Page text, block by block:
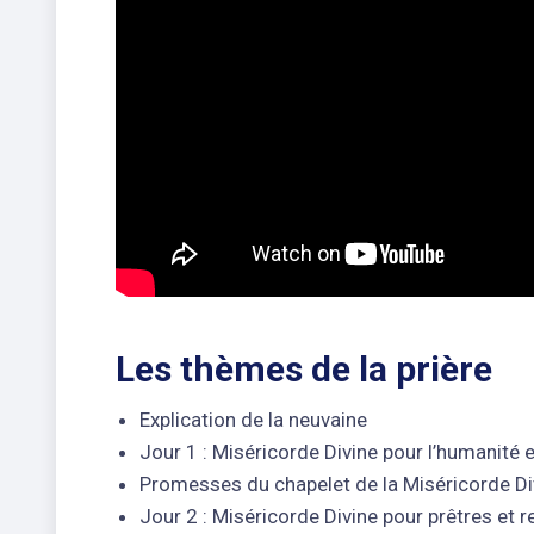
Les thèmes de la prière
Explication de la neuvaine
Jour 1 : Miséricorde Divine pour l’humanité
Promesses du chapelet de la Miséricorde
Jour 2 : Miséricorde Divine pour prêtres et